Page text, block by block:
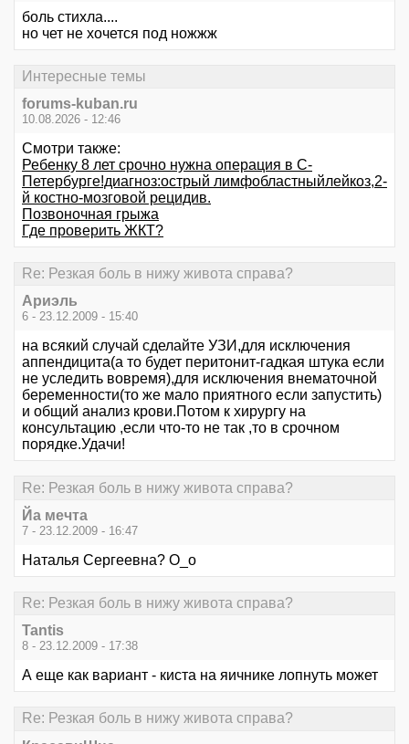
боль стихла....
но чет не хочется под ножжж
Интересные темы
forums-kuban.ru
10.08.2026 - 12:46
Смотри также:
Ребенку 8 лет срочно нужна операция в С-
Петербурге!диагноз:острый лимфобластныйлейкоз,2-
й костно-мозговой рецидив.
Позвоночная грыжа
Где проверить ЖКТ?
Re: Резкая боль в нижу живота справа?
Ариэль
6 - 23.12.2009 - 15:40
на всякий случай сделайте УЗИ,для исключения
аппендицита(а то будет перитонит-гадкая штука если
не уследить вовремя),для исключения внематочной
беременности(то же мало приятного если запустить)
и общий анализ крови.Потом к хирургу на
консультацию ,если что-то не так ,то в срочном
порядке.Удачи!
Re: Резкая боль в нижу живота справа?
Йа мечта
7 - 23.12.2009 - 16:47
Наталья Сергеевна? О_о
Re: Резкая боль в нижу живота справа?
Tantis
8 - 23.12.2009 - 17:38
А еще как вариант - киста на яичнике лопнуть может
Re: Резкая боль в нижу живота справа?